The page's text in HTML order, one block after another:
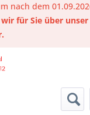
nach dem
wir für Sie über